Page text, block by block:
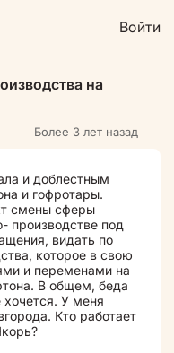
Войти
на
Более 3 лет назад
и доблестным
и гофротары.
смены сферы
производстве под
видать по
которое в свою
и переменами на
В общем, беда
хочется. У меня
Кто работает